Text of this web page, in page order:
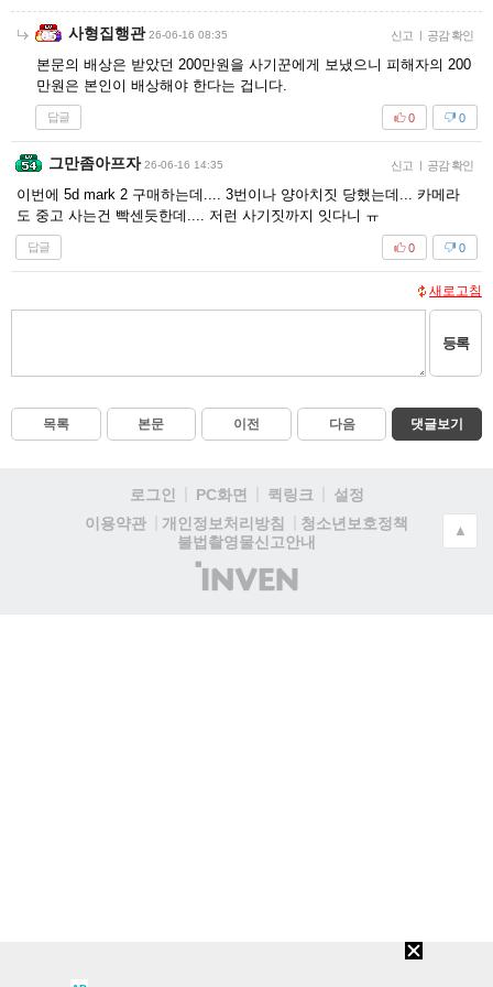
사형집행관 26-06-16 08:35 신고 | 공감 확인
본문의 배상은 받았던 200만원을 사기꾼에게 보냈으니 피해자의 200
만원은 본인이 배상해야 한다는 겁니다.
답글 0
0
그만좀아프자 26-06-16 14:35 신고 | 공감 확인
이번에 5d mark 2 구매하는데.... 3번이나 양아치짓 당했는데... 카메라
도 중고 사는건 빡센듯한데.... 저런 사기짓까지 잇다니 ㅠ
답글 0
0
새로고침
등록
목록 본문 이전 다음 댓글보기
로그인 PC화면 퀵링크
설정
이용약관
개인정보처리방침
청소년보호정책
불법촬영물신고안내
(주)
인
▲